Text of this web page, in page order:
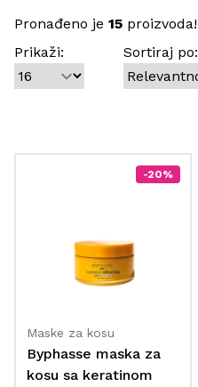
Pronađeno je 15 proizvoda!
Prikaži:
Sortiraj po:
-20%
Maske za kosu
Byphasse maska za
kosu sa keratinom